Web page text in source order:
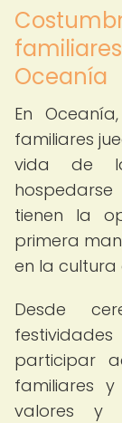
Oceanía
En
familiares
vida de
tienen la
primera
en la cultura
Desde
participar
familiares
valores y